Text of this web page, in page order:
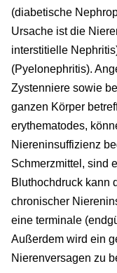
(diabetische
Ursache ist die
interstitielle
(Pyelonephritis).
Zystenniere sowie
ganzen Körper
erythematodes,
Niereninsuffizienz
Schmerzmittel, sind
Bluthochdruck kann
chronischer
eine terminale
Außerdem wird ein
Nierenversagen zu